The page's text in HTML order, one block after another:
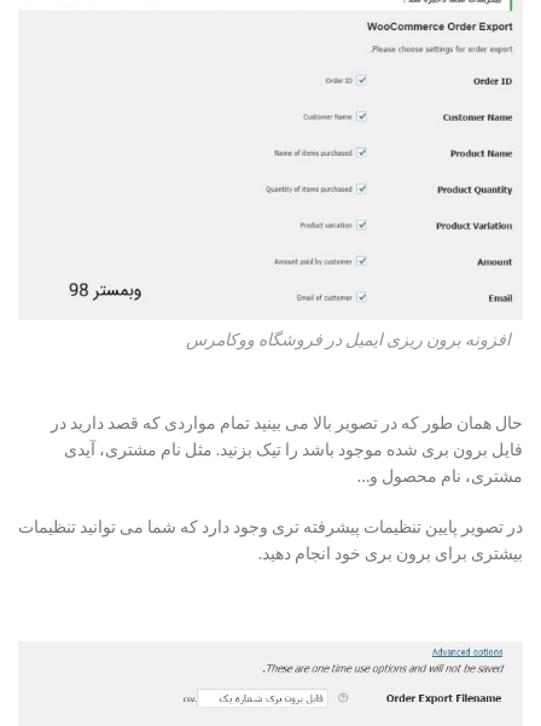
افزونه برون ریزی ایمیل در فروشگاه ووکامرس
حال همان طور که در تصویر بالا می بینید تمام مواردی که قصد دارید در
فایل برون بری شده موجود باشد را تیک بزنید. مثل نام مشتری، آیدی
مشتری، نام محصول و…
در تصویر پایین تنظیمات پیشرفته تری وجود دارد که شما می توانید تنظیمات
بیشتری برای برون بری خود انجام دهید.